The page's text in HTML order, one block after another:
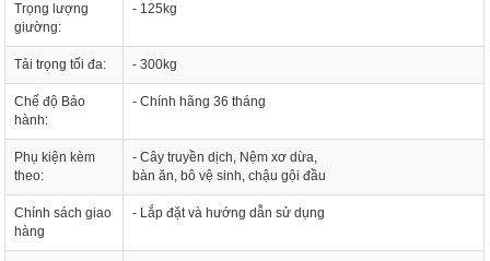
Trọng lượng
giường:
- 125kg
Tải trọng tối đa: - 300kg
Chế độ Bảo
hành:
- Chính hãng 36 tháng
Phụ kiện kèm
theo:
- Cây truyền dịch, Nệm xơ dừa,
bàn ăn, bô vệ sinh, chậu gội đầu
Chính sách giao
hàng
- Lắp đặt và hướng dẫn sử dụng